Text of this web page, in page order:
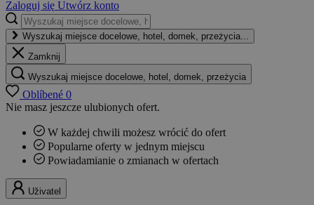
Zaloguj się Utwórz konto
Wyszukaj miejsce docelowe, hotel, domek, przeżycia...
Zamknij
Wyszukaj miejsce docelowe, hotel, domek, przeżycia
Oblíbené 0
Nie masz jeszcze ulubionych ofert.
W każdej chwili możesz wrócić do ofert
Popularne oferty w jednym miejscu
Powiadamianie o zmianach w ofertach
Uživatel